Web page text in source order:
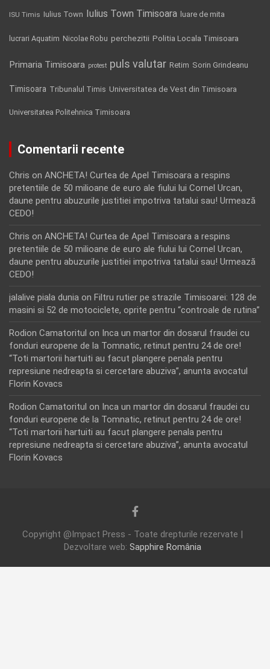
ISU Timis Iulius Town Iulius Town Timisoara luare de mita
lucrari Aquatim Nicolae Robu perchezitii Politia Locala Timisoara
Primaria Timisoara protest puls valutar Retim Sorin Grindeanu
Timisoara Tribunalul Timis Universitatea de Vest din Timisoara
Universitatea Politehnica Timisoara
Comentarii recente
Chris on ANCHETA! Curtea de Apel Timisoara a respins
pretentiile de 50 milioane de euro ale fiului lui Cornel Urcan,
daune pentru abuzurile justitiei impotriva tatalui sau! Urmează
CEDO!
Chris on ANCHETA! Curtea de Apel Timisoara a respins
pretentiile de 50 milioane de euro ale fiului lui Cornel Urcan,
daune pentru abuzurile justitiei impotriva tatalui sau! Urmează
CEDO!
jalalive piala dunia on Filtru rutier pe strazile Timisoarei: 128 de
masini si 52 de motociclete, oprite pentru “controale de rutina”
Rodion Camatoritul on Inca un martor din dosarul fraudei cu
fonduri europene de la Tomnatic, retinut pentru 24 de ore!
“Toti martorii hartuiti au facut plangere penala pentru
represiune nedreapta si cercetare abuziva”, anunta avocatul
Florin Kovacs
Rodion Camatoritul on Inca un martor din dosarul fraudei cu
fonduri europene de la Tomnatic, retinut pentru 24 de ore!
“Toti martorii hartuiti au facut plangere penala pentru
represiune nedreapta si cercetare abuziva”, anunta avocatul
Florin Kovacs
Copyright @Impact Press - Toate drepturile rezervate |
Dezvoltare web: Sapphire România